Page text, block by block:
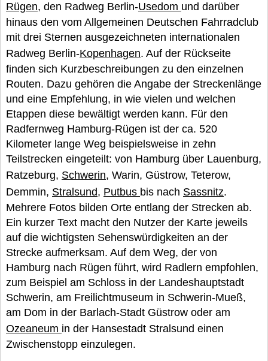
Rügen, den Radweg Berlin-Usedom und darüber
hinaus den vom Allgemeinen Deutschen Fahrradclub
mit drei Sternen ausgezeichneten internationalen
Radweg Berlin-Kopenhagen. Auf der Rückseite
finden sich Kurzbeschreibungen zu den einzelnen
Routen. Dazu gehören die Angabe der Streckenlänge
und eine Empfehlung, in wie vielen und welchen
Etappen diese bewältigt werden kann. Für den
Radfernweg Hamburg-Rügen ist der ca. 520
Kilometer lange Weg beispielsweise in zehn
Teilstrecken eingeteilt: von Hamburg über Lauenburg,
Ratzeburg, Schwerin, Warin, Güstrow, Teterow,
Demmin, Stralsund, Putbus bis nach Sassnitz.
Mehrere Fotos bilden Orte entlang der Strecken ab.
Ein kurzer Text macht den Nutzer der Karte jeweils
auf die wichtigsten Sehenswürdigkeiten an der
Strecke aufmerksam. Auf dem Weg, der von
Hamburg nach Rügen führt, wird Radlern empfohlen,
zum Beispiel am Schloss in der Landeshauptstadt
Schwerin, am Freilichtmuseum in Schwerin-Mueß,
am Dom in der Barlach-Stadt Güstrow oder am
Ozeaneum in der Hansestadt Stralsund einen
Zwischenstopp einzulegen.